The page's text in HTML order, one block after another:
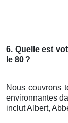
6. Quelle est
le 80 ?
Nous couvrons
environnantes
inclut Albert,